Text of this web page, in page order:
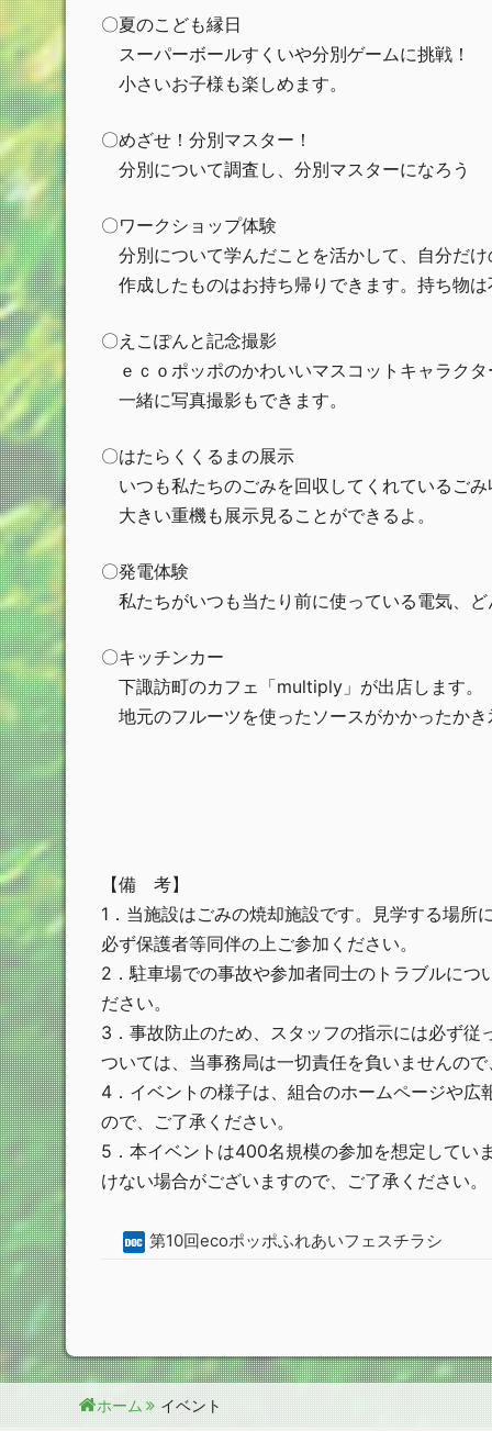
〇夏のこども縁日
スーパーボールすくいや分別ゲームに挑戦！
小さいお子様も楽しめます。
〇めざせ！分別マスター！
分別について調査し、分別マスターになろう
〇ワークショップ体験
分別について学んだことを活かして、自分だ
作成したものはお持ち帰りできます。持ち物は
〇えこぽんと記念撮影
ｅｃｏポッポのかわいいマスコットキャラク
一緒に写真撮影もできます。
〇はたらくくるまの展示
いつも私たちのごみを回収してくれているご
大きい重機も展示見ることができるよ。
〇発電体験
私たちがいつも当たり前に使っている電気、
〇キッチンカー
下諏訪町のカフェ「multiply」が出店します。
地元のフルーツを使ったソースがかかったか
【備 考】
1．当施設はごみの焼却施設です。見学する場
必ず保護者等同伴の上ご参加ください。
2．駐車場での事故や参加者同士のトラブルに
ださい。
3．事故防止のため、スタッフの指示には必ず
ついては、当事務局は一切責任を負いませんの
4．イベントの様子は、組合のホームページや
ので、ご了承ください。
5．本イベントは400名規模の参加を想定してい
けない場合がございますので、ご了承ください。
第10回ecoポッポふれあいフェスチラシ
ホーム イベント